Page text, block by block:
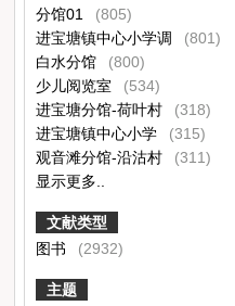
分馆01
(805)
进宝塘镇中心小学调
(801)
白水分馆
(800)
少儿阅览室
(534)
进宝塘分馆-荷叶村
(318)
进宝塘镇中心小学
(315)
观音滩分馆-沿沽村
(311)
显示更多..
文献类型
图书
(2932)
主题